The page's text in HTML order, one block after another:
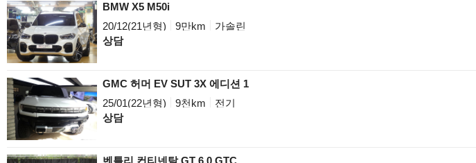
BMW X5 M50i
20/12(21년형)
9만km
가솔린
상담
GMC 허머 EV SUT 3X 에디션 1
25/01(22년형)
9천km
전기
상담
벤틀리 컨티넨탈 GT 6.0 GTC